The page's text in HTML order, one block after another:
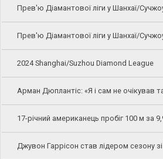
Прев'ю Діамантової ліги у Шанхаї/
Прев'ю Діамантової ліги у Шанхаї/
2024 Shanghai/Suzhou Diamond League
Арман Дюплантіс: «Я і сам не очікував
17-річний американець пробіг 100 м за
Джувон Гаррісон став лідером сезону